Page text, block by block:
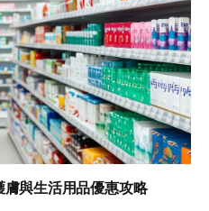
與生活用品優惠攻略